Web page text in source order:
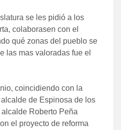
se les pidió a los
colaborasen con el
qué zonas del pueblo se
las mas valoradas fue el
coincidiendo con la
de Espinosa de los
Roberto Peña
el proyecto de reforma